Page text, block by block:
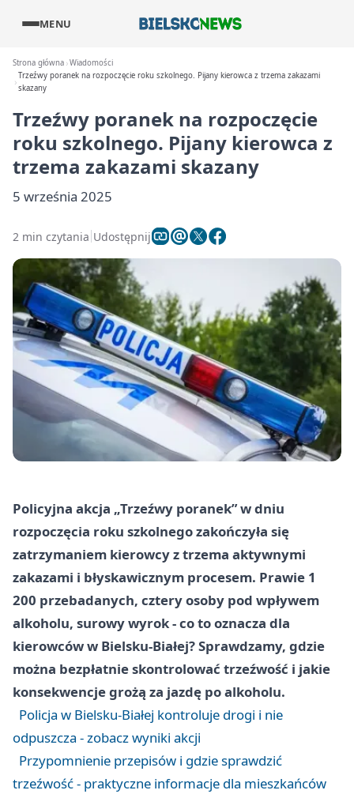
MENU
Strona główna Wiadomości
Trzeźwy poranek na rozpoczęcie roku szkolnego. Pijany kierowca z trzema zakazami
skazany
Trzeźwy poranek na rozpoczęcie
roku szkolnego. Pijany kierowca z
trzema zakazami skazany
5 września 2025
2 min czytania Udostępnij
Policyjna akcja „Trzeźwy poranek” w dniu
rozpoczęcia roku szkolnego zakończyła się
zatrzymaniem kierowcy z trzema aktywnymi
zakazami i błyskawicznym procesem. Prawie 1
200 przebadanych, cztery osoby pod wpływem
alkoholu, surowy wyrok - co to oznacza dla
kierowców w Bielsku-Białej? Sprawdzamy, gdzie
można bezpłatnie skontrolować trzeźwość i jakie
konsekwencje grożą za jazdę po alkoholu.
Policja w Bielsku-Białej kontroluje drogi i nie
odpuszcza - zobacz wyniki akcji
Przypomnienie przepisów i gdzie sprawdzić
trzeźwość - praktyczne informacje dla mieszkańców